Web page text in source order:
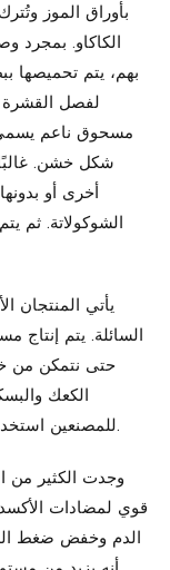
بأوراق الموز
الكاكاو. بمجرد
بهم، يتم تحميصها
لفصل القشرة
مسحوق ناعم يسمى
شكل خشن. غالبًا
أخرى أو
الشوكولاتة. ثم
يأتي المنتجان
السائلة. يتم إنتاج
حتى نتمكن من
الكعك
للمصنعين استخدامها كمكون في ألواح الشوكولاتة الخاصة بهم.
وجدت الكثير من
قوي لمضادات
الدم وخفض ضغط